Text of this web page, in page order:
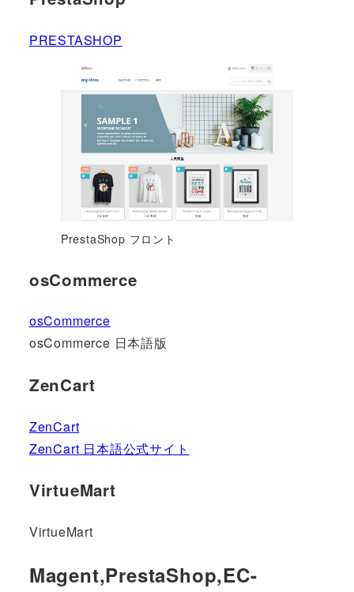
PRESTASHOP
PrestaShop フロント
osCommerce
osCommerce
osCommerce 日本語版
ZenCart
ZenCart
ZenCart 日本語公式サイト
VirtueMart
VirtueMart
Magent,PrestaShop,EC-